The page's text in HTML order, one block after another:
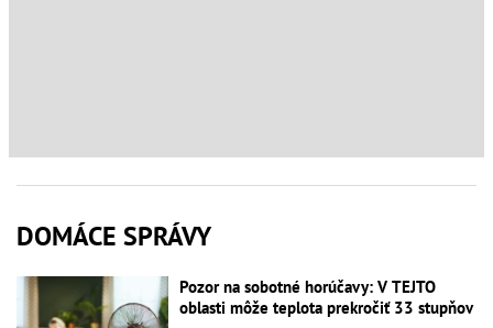
DOMÁCE SPRÁVY
Pozor na sobotné horúčavy: V TEJTO
oblasti môže teplota prekročiť 33 stupňov